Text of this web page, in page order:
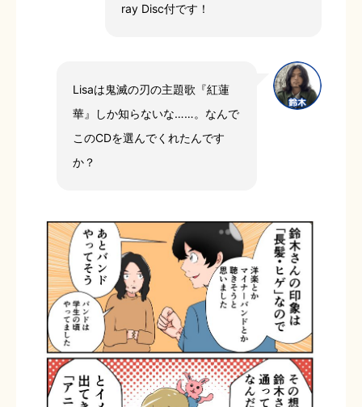
ray Disc付です！
Lisaは鬼滅の刃の主題歌『紅蓮
華』しか知らないな……。なんで
このCDを選んでくれたんです
か？